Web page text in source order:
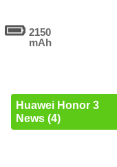
2150
mAh
Huawei Honor 3
News (4)